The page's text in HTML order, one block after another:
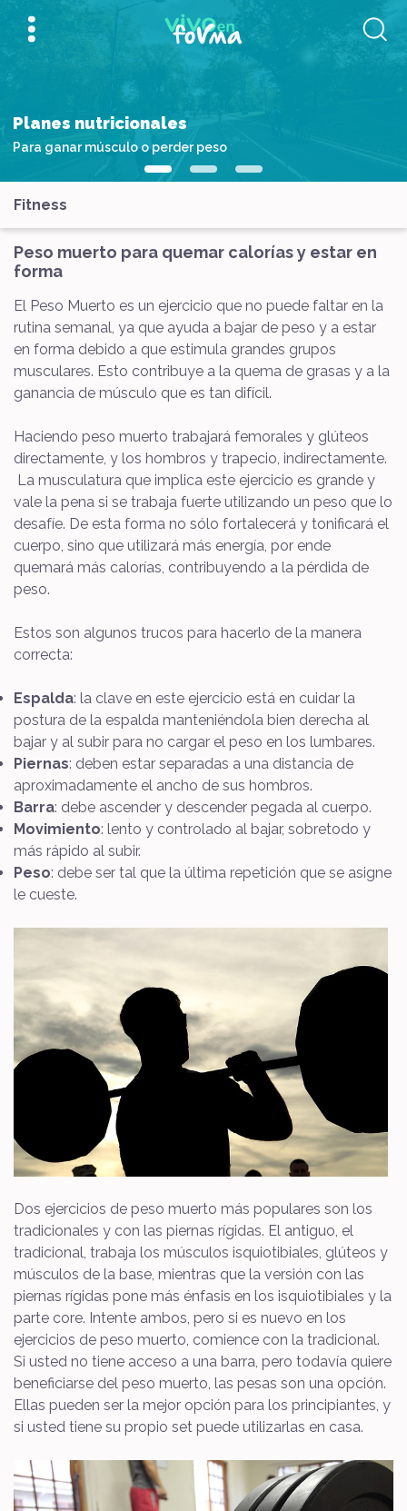
Planes nutricionales
Para ganar músculo o perder peso
Fitness
Peso muerto para quemar calorías y estar en
forma
El Peso Muerto es un ejercicio que no puede faltar en la
rutina semanal, ya que ayuda a bajar de peso y a estar
en forma debido a que estimula grandes grupos
musculares. Esto contribuye a la quema de grasas y a la
ganancia de músculo que es tan difícil.
Haciendo peso muerto trabajará femorales y glúteos
directamente, y los hombros y trapecio, indirectamente.
La musculatura que implica este ejercicio es grande y
vale la pena si se trabaja fuerte utilizando un peso que lo
desafíe. De esta forma no sólo fortalecerá y tonificará el
cuerpo, sino que utilizará más energía, por ende
quemará más calorías, contribuyendo a la pérdida de
peso.
Estos son algunos trucos para hacerlo de la manera
correcta:
Espalda: la clave en este ejercicio está en cuidar la
postura de la espalda manteniéndola bien derecha al
bajar y al subir para no cargar el peso en los lumbares.
Piernas: deben estar separadas a una distancia de
aproximadamente el ancho de sus hombros.
Barra: debe ascender y descender pegada al cuerpo.
Movimiento: lento y controlado al bajar, sobretodo y
más rápido al subir.
Peso: debe ser tal que la última repetición que se asigne
le cueste.
Dos ejercicios de peso muerto más populares son los
tradicionales y con las piernas rígidas. El antiguo, el
tradicional, trabaja los músculos isquiotibiales, glúteos y
músculos de la base, mientras que la versión con las
piernas rígidas pone más énfasis en los isquiotibiales y la
parte core. Intente ambos, pero si es nuevo en los
ejercicios de peso muerto, comience con la tradicional.
Si usted no tiene acceso a una barra, pero todavía quiere
beneficiarse del peso muerto, las pesas son una opción.
Ellas pueden ser la mejor opción para los principiantes, y
si usted tiene su propio set puede utilizarlas en casa.